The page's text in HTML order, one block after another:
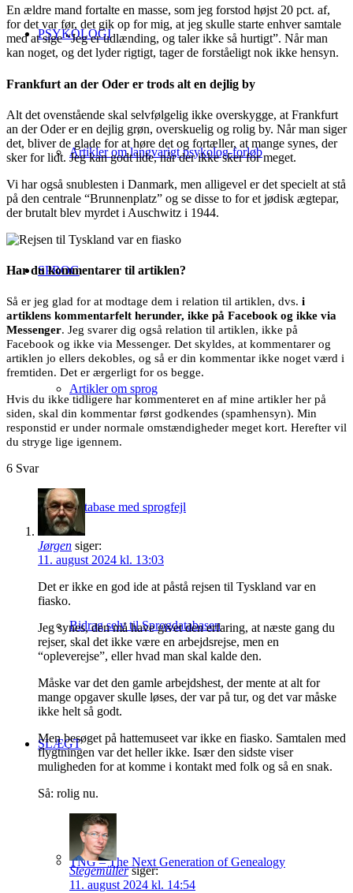
PSYKOLOGI
Artikler om langvarigt psykolog-forløb
SPROG
Artikler om sprog
Database med sprogfejl
Bidrag selv til Sprogdatabasen
SLÆGT
TNG – The Next Generation of Genealogy
En ældre mand fortalte en masse, som jeg forstod højst 20 pct. af,
for det var før, det gik op for mig, at jeg skulle starte enhver samtale
med at sige “Jeg er udlænding, og taler ikke så hurtigt”. Når man
kan noget, og det lyder rigtigt, tager de forståeligt nok ikke hensyn.
Frankfurt an der Oder er trods alt en dejlig by
Alt det ovenstående skal selvfølgelig ikke overskygge, at Frankfurt
an der Oder er en dejlig grøn, overskuelig og rolig by. Når man siger
det, bliver de glade for at høre det og fortæller, at mange synes, der
sker for lidt. Jeg kan godt lide, når der ikke sker for meget.
Vi har også snublesten i Danmark, men alligevel er det specielt at stå
på den centrale “Brunnenplatz” og se disse to for et jødisk ægtepar,
der brutalt blev myrdet i Auschwitz i 1944.
Har du kommentarer til artiklen?
Så er jeg glad for at modtage dem i relation til artiklen, dvs. i
artiklens kommentarfelt herunder, ikke på Facebook og ikke via
Messenger. Jeg svarer dig også relation til artiklen, ikke på
Facebook og ikke via Messenger. Det skyldes, at kommentarer og
artiklen jo ellers dekobles, og så er din kommentar ikke noget værd i
fremtiden. Det er ærgerligt for os begge.
Hvis du ikke tidligere har kommenteret en af mine artikler her på
siden, skal din kommentar først godkendes (spamhensyn). Min
responstid er under normale omstændigheder meget kort. Herefter vil
du stryge lige igennem.
6 Svar
Jørgen siger:
11. august 2024 kl. 13:03
Det er ikke en god ide at påstå rejsen til Tyskland var en
fiasko.
Jeg synes, den må have givet den erfaring, at næste gang du
rejser, skal det ikke være en arbejdsrejse, men en
“opleverejse”, eller hvad man skal kalde den.
Måske var det den gamle arbejdshest, der mente at alt for
mange opgaver skulle løses, der var på tur, og det var måske
ikke helt så godt.
Men besøget på hattemuseet var ikke en fiasko. Samtalen med
flygtningen var det heller ikke. Især den sidste viser
muligheden for at komme i kontakt med folk og så en snak.
Så: rolig nu.
Stegemüller siger:
11. august 2024 kl. 14:54